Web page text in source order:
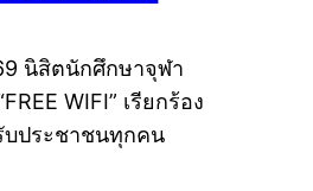
นิสิตนักศึกษาจุฬา
WIFI” เรียกร้อง
บประชาชนทุกคน